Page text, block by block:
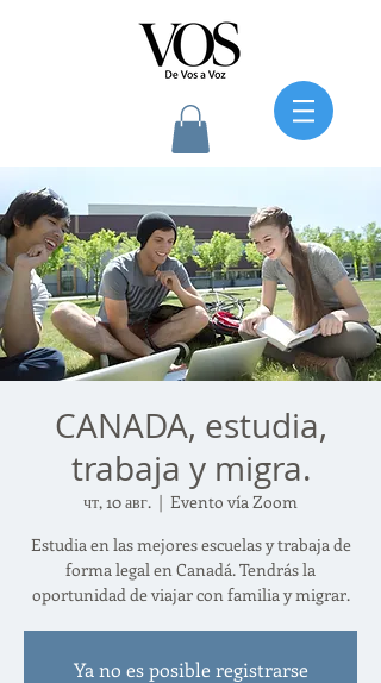
CANADA, estudia,
trabaja y migra.
чт, 10 авг.
  |
Evento vía Zoom
Estudia en las mejores escuelas y trabaja de
forma legal en Canadá. Tendrás la
oportunidad de viajar con familia y migrar.
Ya no es posible registrarse